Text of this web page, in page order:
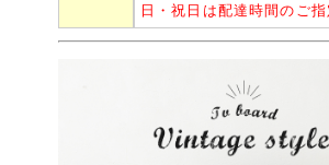
日・祝日は配達時間のご